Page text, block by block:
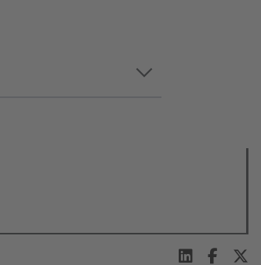
keyboard_arrow_down